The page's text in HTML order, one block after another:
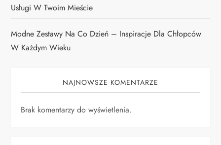
Usługi W Twoim Mieście
Modne Zestawy Na Co Dzień – Inspiracje Dla Chłopców
W Każdym Wieku
NAJNOWSZE KOMENTARZE
Brak komentarzy do wyświetlenia.